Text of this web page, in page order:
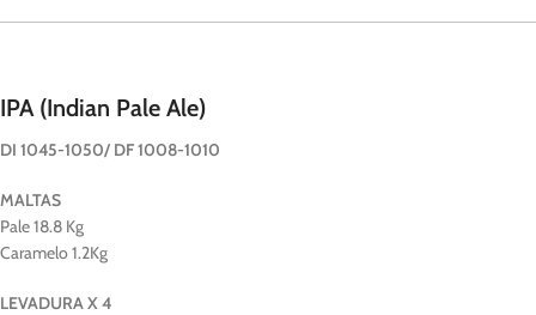
IPA (Indian Pale Ale)
DI 1045-1050/ DF 1008-1010
MALTAS
Pale 18.8 Kg
Caramelo 1.2Kg
LEVADURA X 4